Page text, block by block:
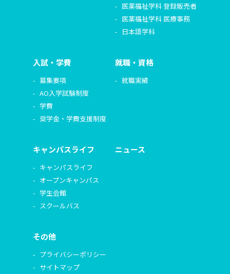
医薬福祉学科 登録販売者
医薬福祉学科 医療事務
日本語学科
入試・学費
募集要項
AO入学試験制度
学費
奨学金・学費支援制度
就職・資格
就職実績
キャンパスライフ
キャンパスライフ
オープンキャンパス
学生会館
スクールバス
ニュース
その他
プライバシーポリシー
サイトマップ